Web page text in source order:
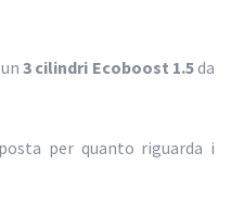
un3 cilindri Ecoboost 1.5da
per quanto riguarda i